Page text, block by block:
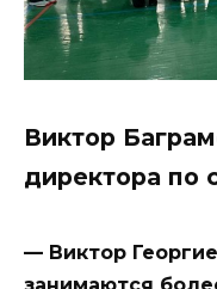
Виктор
директора по
— Виктор